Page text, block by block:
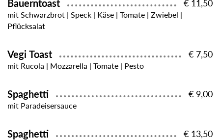
Bauerntoast € 11,50
mit Schwarzbrot | Speck | Käse | Tomate | Zwiebel |
Pflücksalat
Vegi Toast € 7,50
mit Rucola | Mozzarella | Tomate | Pesto
Spaghetti € 9,00
mit Paradeisersauce
Spaghetti € 13,50